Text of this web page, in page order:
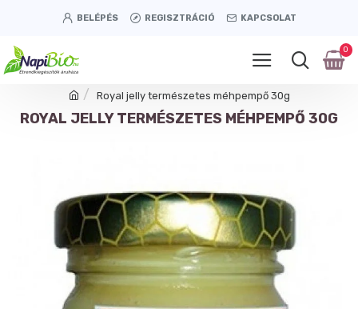
BELÉPÉS REGISZTRÁCIÓ KAPCSOLAT
0
Royal jelly természetes méhpempő 30g
ROYAL JELLY TERMÉSZETES MÉHPEMPŐ 30G